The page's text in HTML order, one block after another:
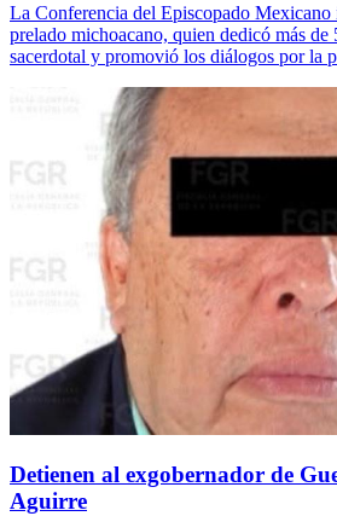
La Conferencia del Episcopado Mexicano
prelado michoacano, quien dedicó más de
sacerdotal y promovió los diálogos por la
Detienen al exgobernador de
Aguirre